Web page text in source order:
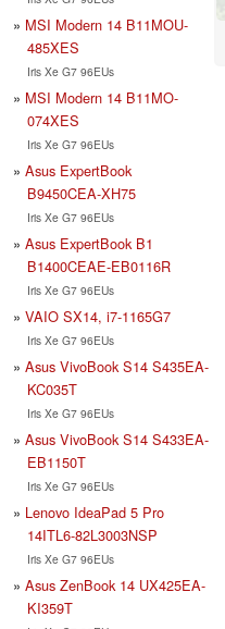
MSI Modern 14 B11MOU-
485XES
Iris Xe G7 96EUs
MSI Modern 14 B11MO-
074XES
Iris Xe G7 96EUs
Asus ExpertBook
B9450CEA-XH75
Iris Xe G7 96EUs
Asus ExpertBook B1
B1400CEAE-EB0116R
Iris Xe G7 96EUs
VAIO SX14, i7-1165G7
Iris Xe G7 96EUs
Asus VivoBook S14 S435EA-
KC035T
Iris Xe G7 96EUs
Asus VivoBook S14 S433EA-
EB1150T
Iris Xe G7 96EUs
Lenovo IdeaPad 5 Pro
14ITL6-82L3003NSP
Iris Xe G7 96EUs
Asus ZenBook 14 UX425EA-
KI359T